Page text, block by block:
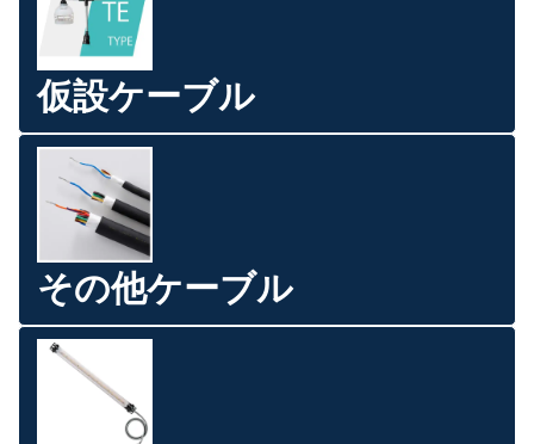
仮設ケーブル
その他ケーブル